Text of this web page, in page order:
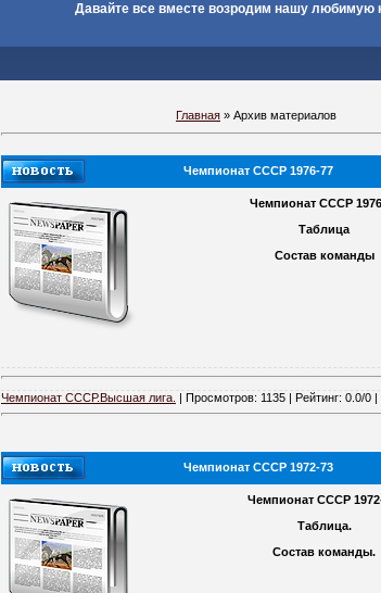
Давайте все вместе возродим нашу любимую
Главная » Архив материалов
Чемпионат СССР 1976-77
Чемпионат СССР
Таблица
Состав команды
Чемпионат СССР.Высшая лига. | Просмотров: 1135 | Рейтинг: 0.0/0 |
Чемпионат СССР 1972-73
Чемпионат СССР
Таблица.
Состав команды.